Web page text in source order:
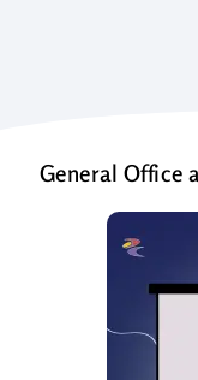
General Office